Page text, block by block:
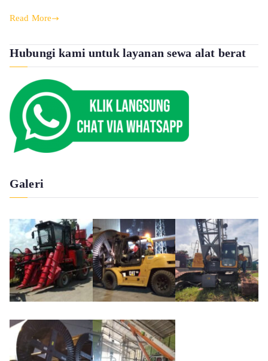
Read More
Hubungi kami untuk layanan sewa alat berat
Galeri